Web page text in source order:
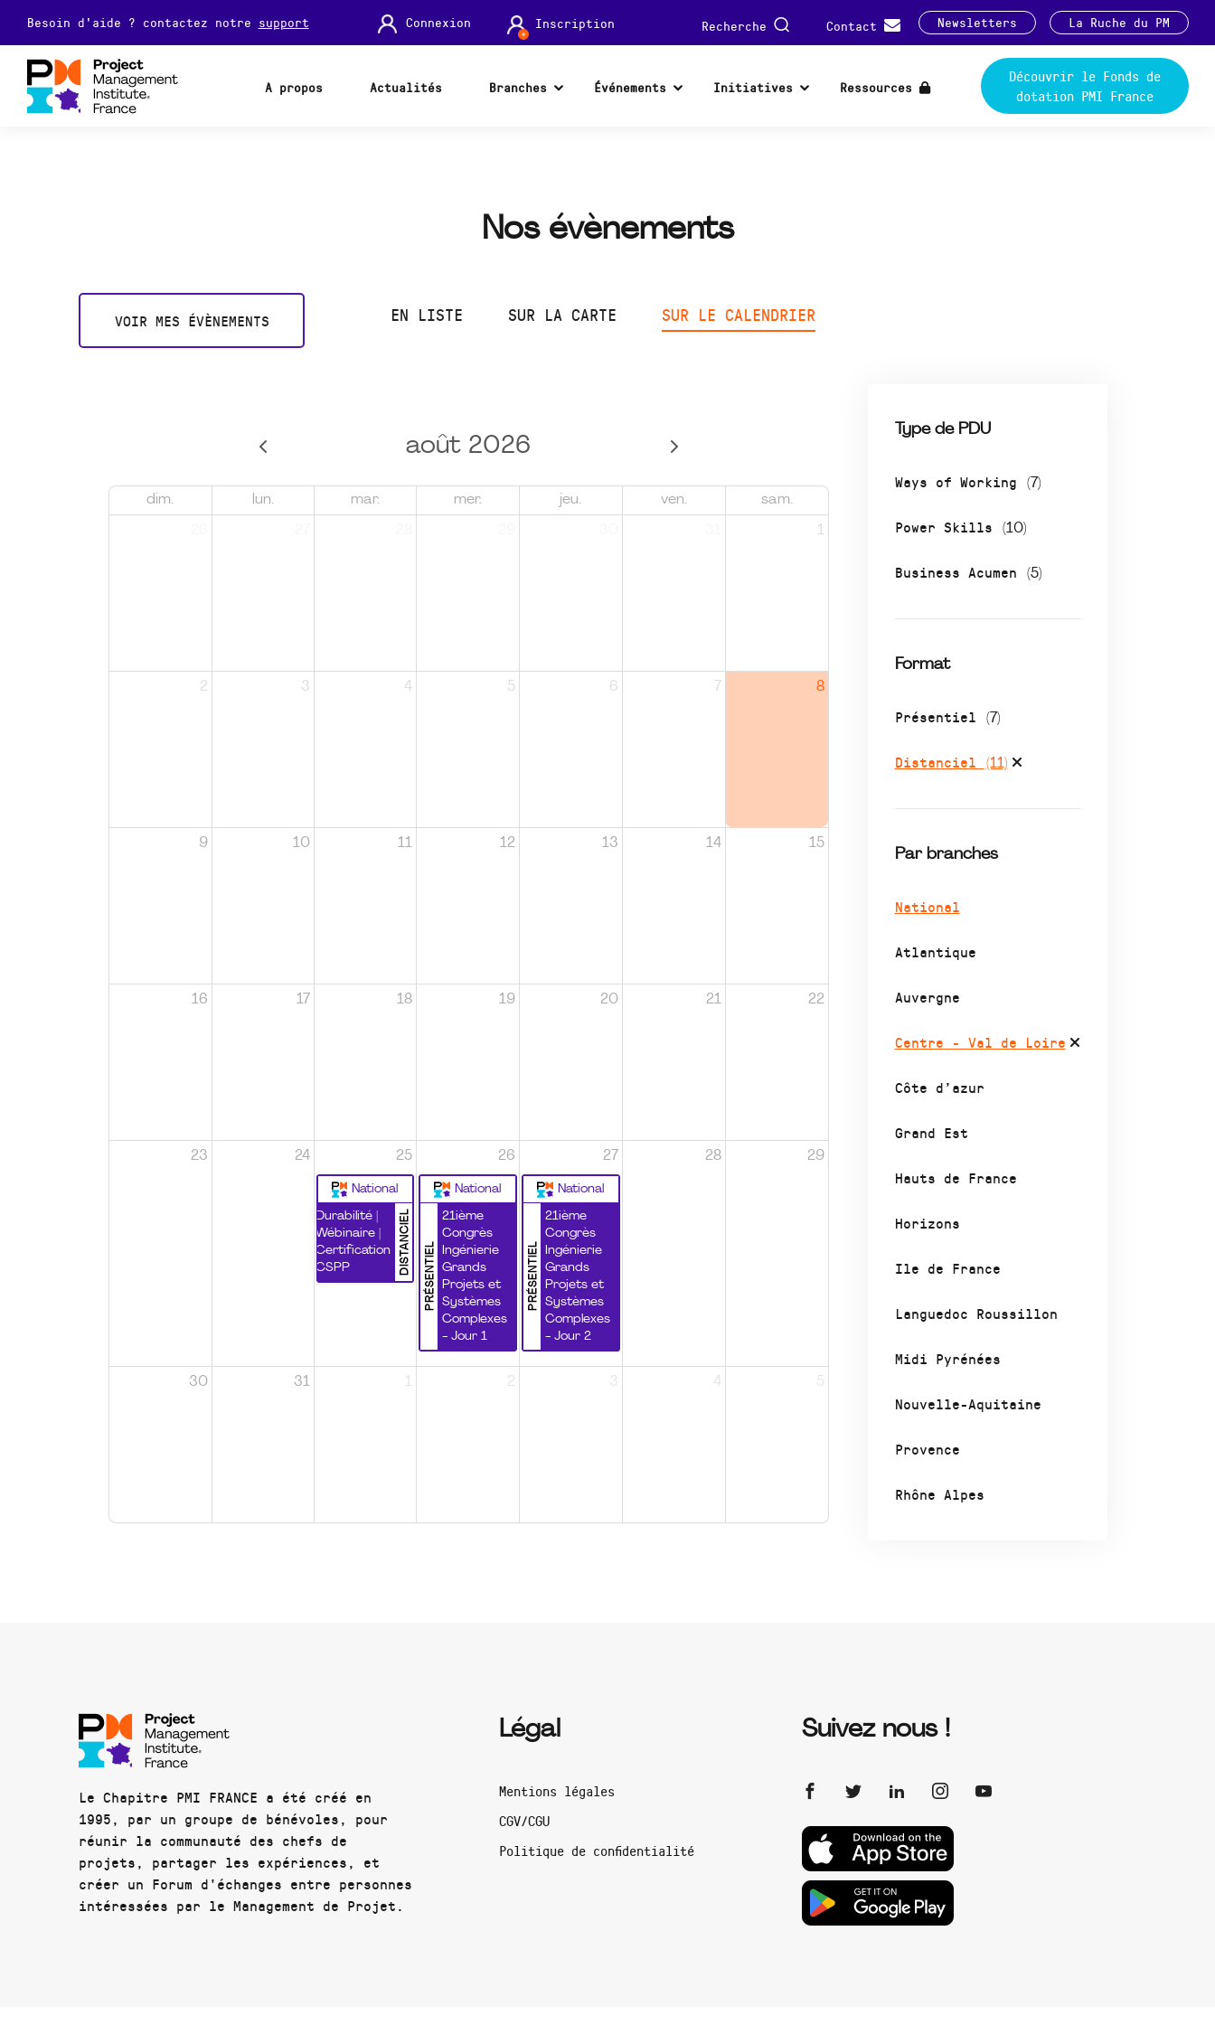
Besoin d'aide ? contactez notre support Connexion Inscription Recherche Contact Newsletters La Ruche du PM
A propos Actualités Branches Événements Initiatives Ressources
Découvrir le Fonds de
dotation PMI France
Nos évènements
VOIR MES ÉVÈNEMENTS EN LISTE SUR LA CARTE SUR LE CALENDRIER
Type de PDU
Ways of Working (7)
Power Skills (10)
Business Acumen (5)
Format
Présentiel (7)
Distanciel (11)
Par branches
National
Atlantique
Auvergne
Centre - Val de Loire
Côte d’azur
Grand Est
Hauts de France
Horizons
Ile de France
Languedoc Roussillon
Midi Pyrénées
Nouvelle-Aquitaine
Provence
Rhône Alpes
août 2026
dim. lun. mar. mer. jeu. ven. sam.
1
2 3 4 5 6 7 8
9 10 11 12 13 14 15
16 17 18 19 20 21 22
23 24 25
National
DISTANCIEL
Durabilité |
Wébinaire |
Certification
CSPP
26
National
PRÉSENTIEL
21ième
Congrès
Ingénierie
Grands
Projets et
Systèmes
Complexes
- Jour 1
27
National
PRÉSENTIEL
21ième
Congrès
Ingénierie
Grands
Projets et
Systèmes
Complexes
- Jour 2
28 29
30 31 1 2 3 4 5
Le Chapitre PMI FRANCE a été créé en
1995, par un groupe de bénévoles, pour
réunir la communauté des chefs de
projets, partager les expériences, et
créer un Forum d'échanges entre personnes
intéressées par le Management de Projet.
Légal
Mentions légales
CGV/CGU
Politique de confidentialité
Suivez nous !